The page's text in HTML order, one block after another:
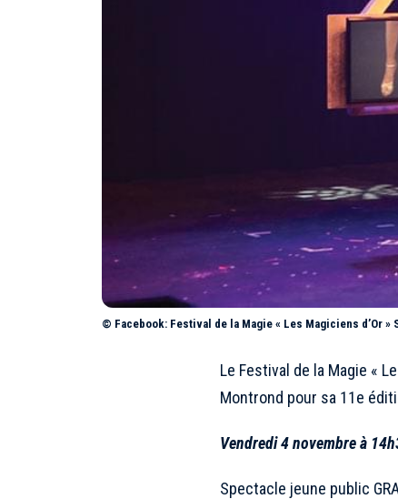
© Facebook: Festival de la Magie « Les Magiciens d’Or »
Le Festival de la Magie «
Montrond pour sa 11e
Vendredi 4 novembre à
Spectacle jeune public